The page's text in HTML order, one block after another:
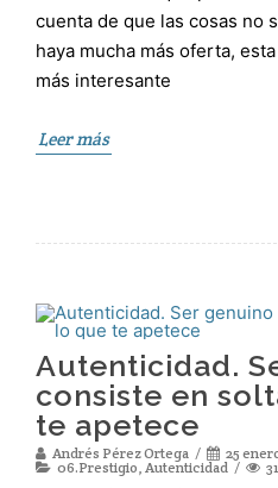
cuenta de que las cosas no
haya mucha más oferta,
más interesante
Leer más
Autenticidad.
consiste en
te apetece
Andrés Pérez Ortega
25
06.Prestigio Autenticidad